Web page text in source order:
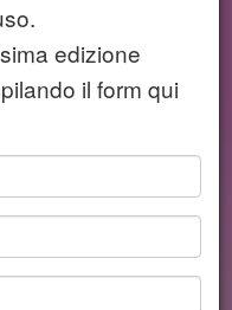
Design
(Bo)
dalle 9 alle 18
edizione
il form qui